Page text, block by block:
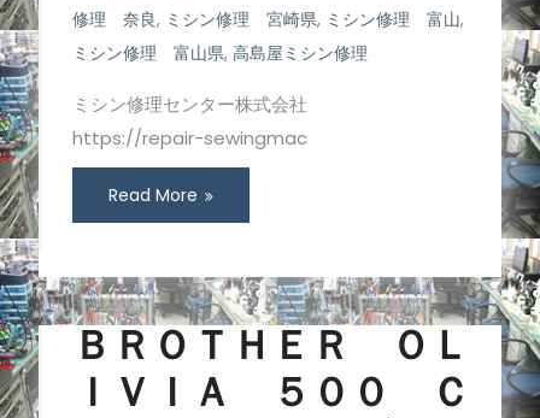
修理 奈良, ミシン修理 宮崎県, ミシン修理 富山,
ミシン修理 富山県, 高島屋ミシン修理
ミシン修理センター株式会社
https://repair-sewingmac
Read More
ＢＲＯＴＨＥＲ ＯＬ
ＩＶＩＡ ５００ Ｃ